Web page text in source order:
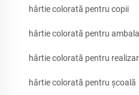
hârtie colorată pentru copii
hârtie colorată pentru
hârtie colorată pentru
hârtie colorată pentru școală